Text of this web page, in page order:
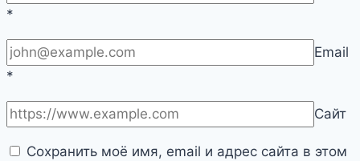
*
Email
*
Сайт
Сохранить моё имя, email и адрес сайта в этом